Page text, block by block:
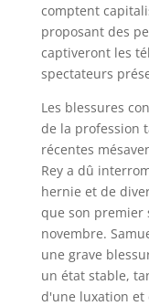
comptent
proposant des
captiveront les
spectateurs
Les blessures
de la profession
récentes
Rey a dû
hernie et de
que son premier
novembre.
une grave
un état stable,
d'une luxation